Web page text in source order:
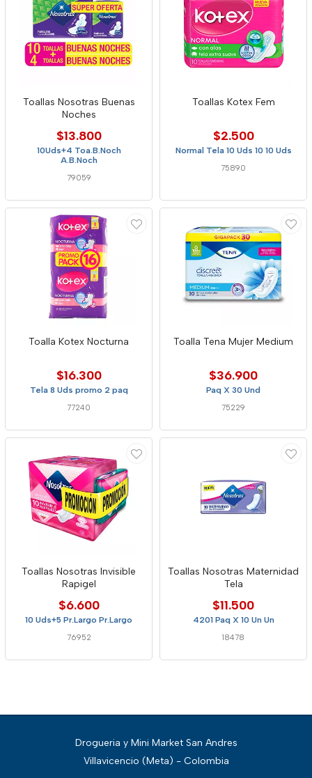
Toallas Nosotras Buenas
Noches
$13.800
10Uds+4 Toa.B.Noch
A.B.Noch
79059
Toallas Kotex Fem
$2.500
Normal Tela 10 Uds 10 10 Uds
75890
Toalla Kotex Nocturna
$16.300
Tela 8 Uds promo 2 paq
77240
Toalla Tena Mujer Medium
$36.900
Paq X 30 Und
75229
Toallas Nosotras Invisible
Rapigel
$6.600
10 Uds+5 Pr.Largo Pr.Largo
76952
Toallas Nosotras Maternidad
Tela
$11.500
4201 Paq X 10 Un Un
18478
Drogueria y Mini Market San Andres
Villavicencio (Meta) - Colombia